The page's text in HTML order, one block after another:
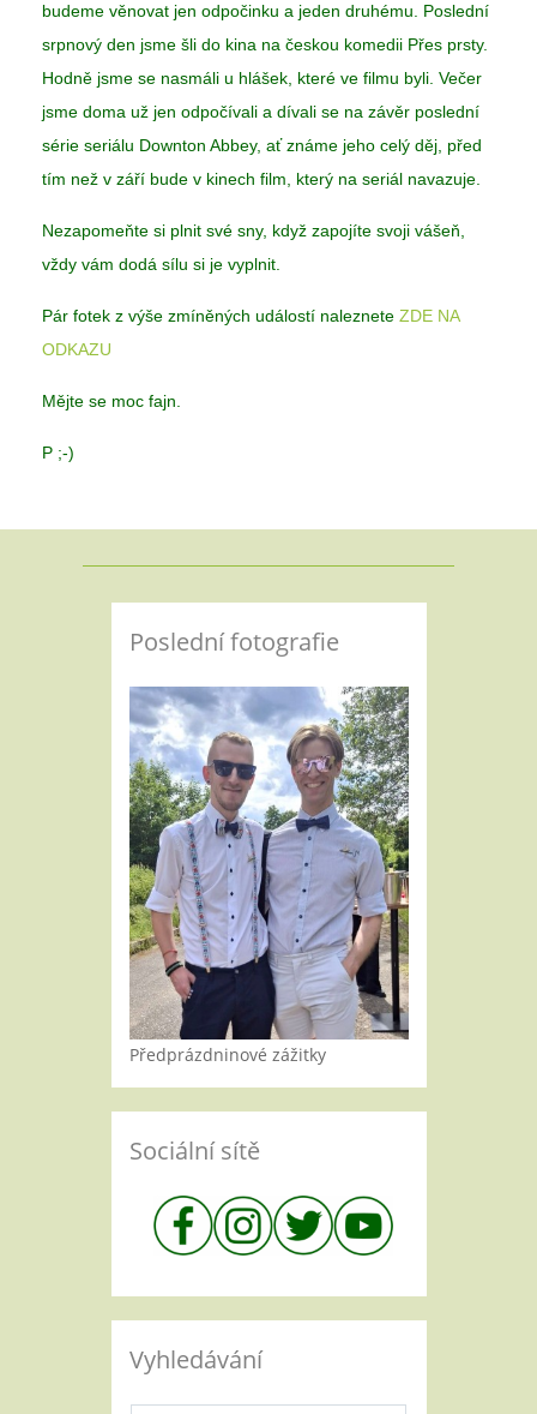
budeme věnovat jen odpočinku a jeden druhému. Poslední
srpnový den jsme šli do kina na českou komedii Přes prsty.
Hodně jsme se nasmáli u hlášek, které ve filmu byli. Večer
jsme doma už jen odpočívali a dívali se na závěr poslední
série seriálu Downton Abbey, ať známe jeho celý děj, před
tím než v září bude v kinech film, který na seriál navazuje.
Nezapomeňte si plnit své sny, když zapojíte svoji vášeň,
vždy vám dodá sílu si je vyplnit.
Pár fotek z výše zmíněných událostí naleznete ZDE NA
ODKAZU
Mějte se moc fajn.
P ;-)
Poslední fotografie
Předprázdninové zážitky
Sociální sítě
Vyhledávání